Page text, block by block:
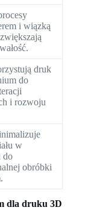
i wiązką
druk
do
i rozwoju
w
do
obróbki
dla druku 3D